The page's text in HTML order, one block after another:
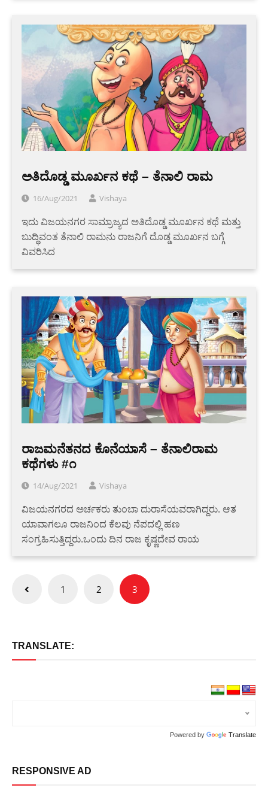
ಅತಿದೊಡ್ಡ ಮೂರ್ಖನ ಕಥೆ – ತೆನಾಲಿ ರಾಮ
16/Aug/2021 Vishaya
ಇದು ವಿಜಯನಗರ ಸಾಮ್ರಾಜ್ಯದ ಅತಿದೊಡ್ಡ ಮೂರ್ಖನ ಕಥೆ ಮತ್ತು
ಬುದ್ಧಿವಂತ ತೆನಾಲಿ ರಾಮನು ರಾಜನಿಗೆ ದೊಡ್ಡ ಮೂರ್ಖನ ಬಗ್ಗೆ
ವಿವರಿಸಿದ
ರಾಜಮನೆತನದ ಕೊನೆಯಾಸೆ – ತೆನಾಲಿರಾಮ
ಕಥೆಗಳು #೧
14/Aug/2021 Vishaya
ವಿಜಯನಗರದ ಅರ್ಚಕರು ತುಂಬಾ ದುರಾಸೆಯವರಾಗಿದ್ದರು. ಆತ
ಯಾವಾಗಲೂ ರಾಜನಿಂದ ಕೆಲವು ನೆಪದಲ್ಲಿ ಹಣ
ಸಂಗ್ರಹಿಸುತ್ತಿದ್ದರು.ಒಂದು ದಿನ ರಾಜ ಕೃಷ್ಣದೇವ ರಾಯ
Posts
1 2 3
TRANSLATE:
Powered by Translate
RESPONSIVE AD